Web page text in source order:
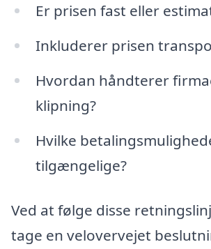
Er prisen fast eller
Inkluderer prisen
Hvordan håndterer
klipning?
Hvilke
tilgængelige?
Ved at følge disse
tage en velovervejet